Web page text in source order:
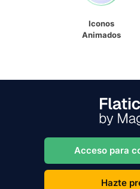
Iconos
Animados
Acceso para
Hazte